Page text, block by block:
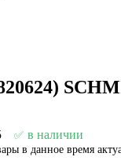
в наличии
в данное время